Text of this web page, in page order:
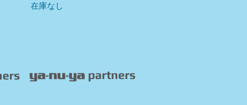
在庫なし
partners